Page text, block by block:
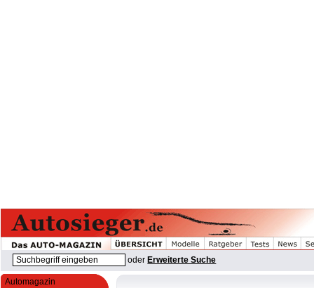
oder Erweiterte Suche
Automagazin